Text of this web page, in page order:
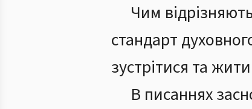
Чим
стандарт
зустрітися та
В писаннях